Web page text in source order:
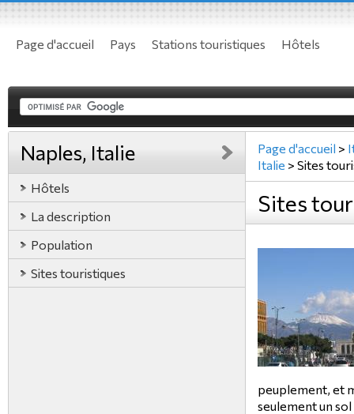
Page d'accueil Pays Stations touristiques Hôtels
Naples, Italie
Hôtels
La description
Population
Sites touristiques
Page d'accueil >
Italie > Sites
Sites
peuplement, et
seulement un